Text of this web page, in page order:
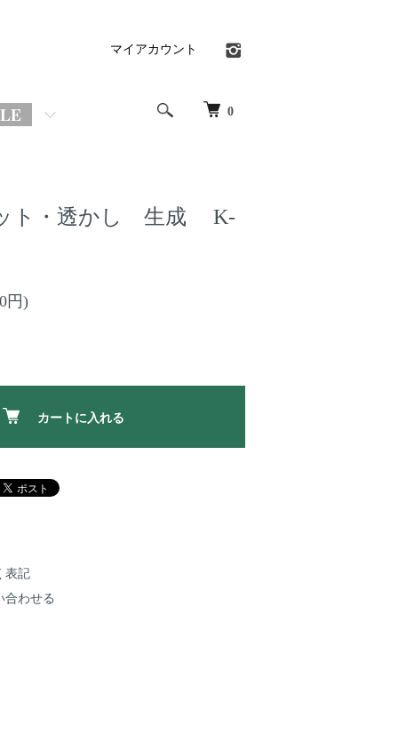
0
マイアカウント
ト・透かし 生成 K-
円)
カートに入れる
表記
合わせる